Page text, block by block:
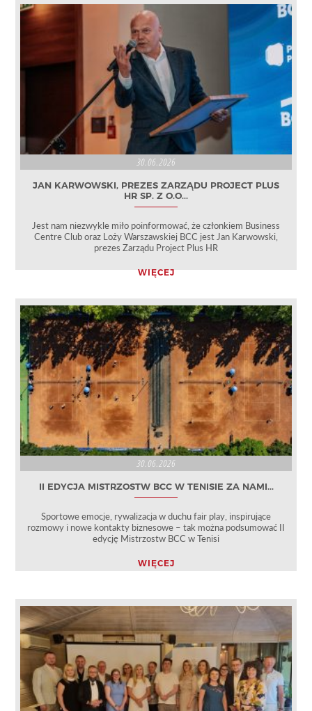
30.06.2026
JAN KARWOWSKI, PREZES ZARZĄDU PROJECT PLUS
HR SP. Z O.O...
Jest nam niezwykle miło poinformować, że członkiem Business
Centre Club oraz Loży Warszawskiej BCC jest Jan Karwowski,
prezes Zarządu Project Plus HR
WIĘCEJ
30.06.2026
II EDYCJA MISTRZOSTW BCC W TENISIE ZA NAMI...
Sportowe emocje, rywalizacja w duchu fair play, inspirujące
rozmowy i nowe kontakty biznesowe – tak można podsumować II
edycję Mistrzostw BCC w Tenisi
WIĘCEJ